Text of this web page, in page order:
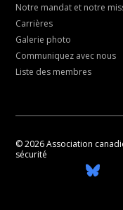
Notre mandat et notre
Carrières
Galerie photo
Communiquez avec nous
Liste des membres
© 2026 Association
sécurité